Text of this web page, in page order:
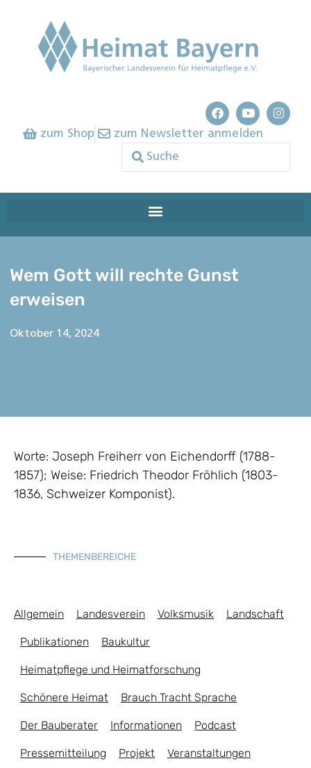
zum Shop zum Newsletter anmelden
Wem Gott will rechte Gunst
erweisen
Oktober 14, 2024
Worte: Joseph Freiherr von Eichendorff (1788-
1857); Weise: Friedrich Theodor Fröhlich (1803-
1836, Schweizer Komponist).
THEMENBEREICHE
Allgemein Landesverein Volksmusik Landschaft
Publikationen Baukultur
Heimatpflege und Heimatforschung
Schönere Heimat Brauch Tracht Sprache
Der Bauberater Informationen Podcast
Pressemitteilung Projekt Veranstaltungen